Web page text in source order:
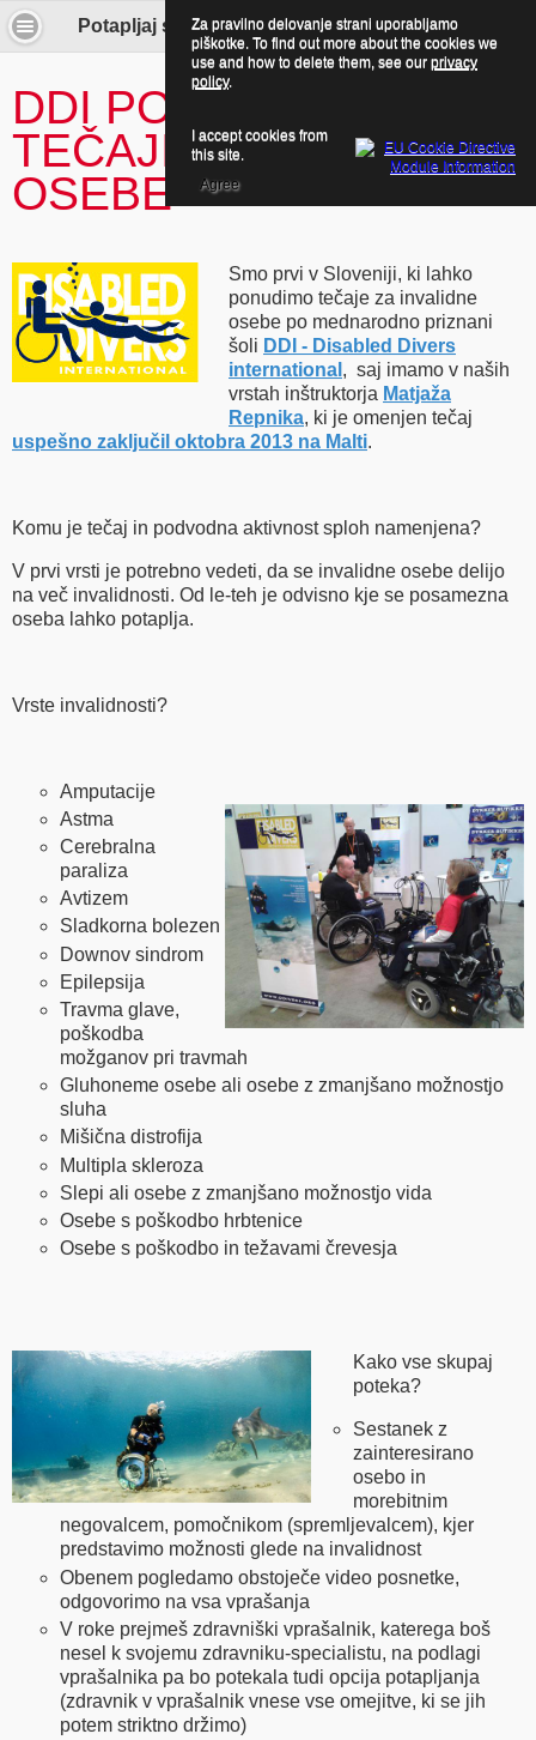
Potapljaj se z nami! - DDI potapljaški tečaji
DDI POTAPLJAŠKI
TEČAJI ZA INVALIDNE
OSEBE
Smo prvi v Sloveniji, ki lahko
ponudimo tečaje za invalidne
osebe po mednarodno priznani
šoli DDI - Disabled Divers
international , saj imamo v naših
vrstah inštruktorja Matjaža
Repnika, ki je omenjen tečaj
uspešno zaključil oktobra 2013 na Malti.
Komu je tečaj in podvodna aktivnost sploh namenjena?
V prvi vrsti je potrebno vedeti, da se invalidne osebe delijo
na več invalidnosti. Od le-teh je odvisno kje se posamezna
oseba lahko potaplja.
Vrste invalidnosti?
Amputacije
Astma
Cerebralna
paraliza
Avtizem
Sladkorna bolezen
Downov sindrom
Epilepsija
Travma glave,
poškodba
možganov pri travmah
Gluhoneme osebe ali osebe z zmanjšano možnostjo
sluha
Mišična distrofija
Multipla skleroza
Slepi ali osebe z zmanjšano možnostjo vida
Osebe s poškodbo hrbtenice
Osebe s poškodbo in težavami črevesja
Kako vse skupaj
poteka?
Sestanek z
zainteresirano
osebo in
morebitnim
negovalcem, pomočnikom (spremljevalcem), kjer
predstavimo možnosti glede na invalidnost
Obenem pogledamo obstoječe video posnetke,
odgovorimo na vsa vprašanja
V roke prejmeš zdravniški vprašalnik, katerega boš
nesel k svojemu zdravniku-specialistu, na podlagi
vprašalnika pa bo potekala tudi opcija potapljanja
(zdravnik v vprašalnik vnese vse omejitve, ki se jih
potem striktno držimo)
Za pravilno delovanje strani uporabljamo
piškotke. To find out more about the cookies we
use and how to delete them, see our privacy
policy.
I accept cookies from
this site.
Agree